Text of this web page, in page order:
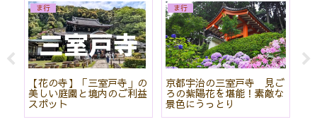
ま行
【花の寺】「三室戸寺」の
美しい庭園と境内のご利益
スポット
ま行
京都宇治の三室戸寺 見ご
ろの紫陽花を堪能！素敵な
景色にうっとり